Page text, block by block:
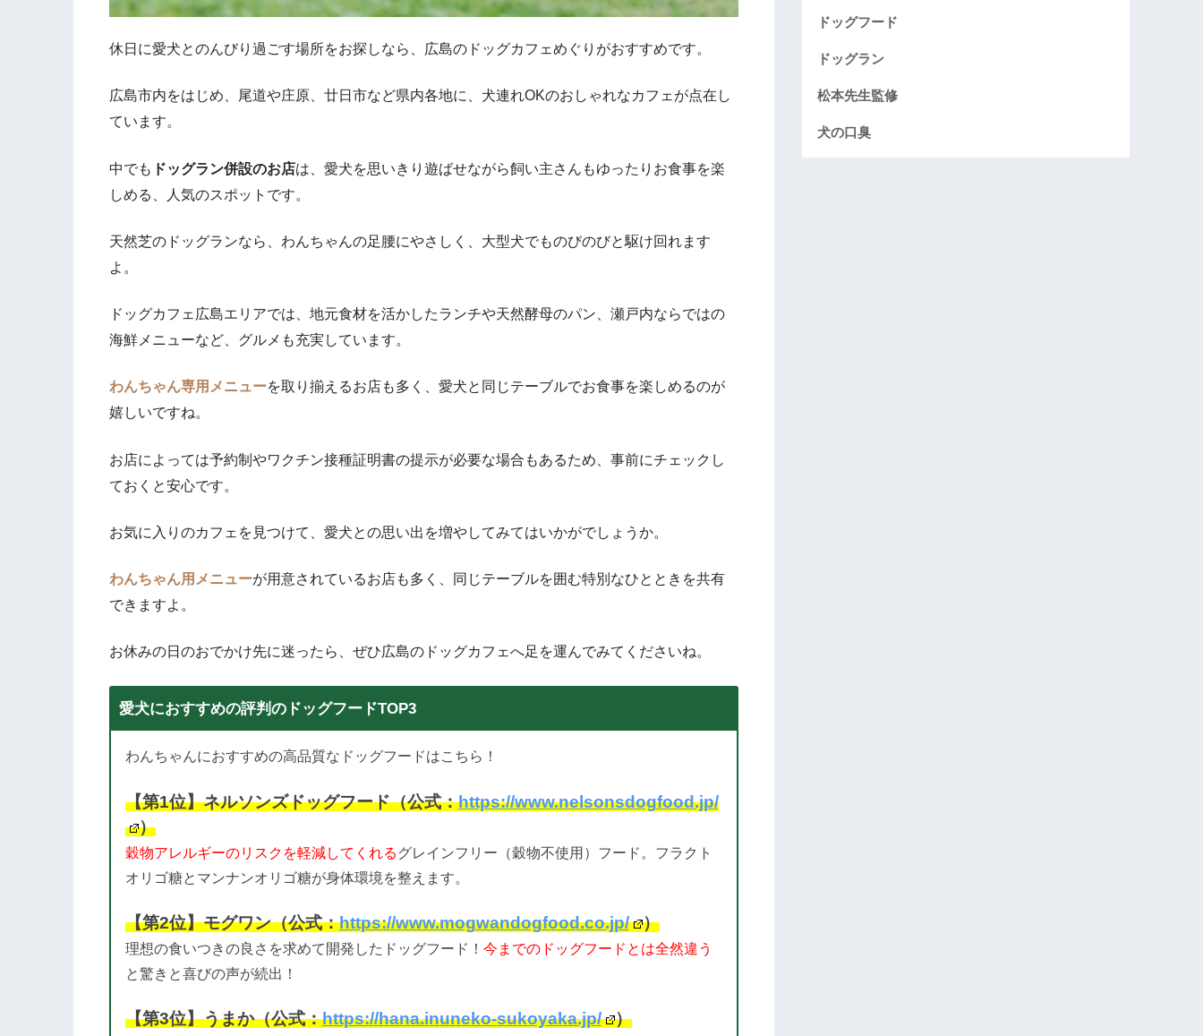
休日に愛犬とのんびり過ごす場所をお探しなら、広島のドッグカフェめぐりがおすすめです。
広島市内をはじめ、尾道や庄原、廿日市など県内各地に、犬連れOKのおしゃれなカフェが点在し
ています。
中でも ドッグラン併設のお店は、愛犬を思いきり遊ばせながら飼い主さんもゆったりお食事を楽
しめる、人気のスポットです。
天然芝のドッグランなら、わんちゃんの足腰にやさしく、大型犬でものびのびと駆け回れます
よ。
ドッグカフェ広島エリアでは、地元食材を活かしたランチや天然酵母のパン、瀬戸内ならではの
海鮮メニューなど、グルメも充実しています。
わんちゃん専用メニューを取り揃えるお店も多く、愛犬と同じテーブルでお食事を楽しめるのが
嬉しいですね。
お店によっては予約制やワクチン接種証明書の提示が必要な場合もあるため、事前にチェックし
ておくと安心です。
お気に入りのカフェを見つけて、愛犬との思い出を増やしてみてはいかがでしょうか。
わんちゃん用メニューが用意されているお店も多く、同じテーブルを囲む特別なひとときを共有
できますよ。
お休みの日のおでかけ先に迷ったら、ぜひ広島のドッグカフェへ足を運んでみてくださいね。
愛犬におすすめの評判のドッグフードTOP3
わんちゃんにおすすめの高品質なドッグフードはこちら！
【第1位】ネルソンズドッグフード（公式：https://www.nelsonsdogfood.jp/
）
穀物アレルギーのリスクを軽減してくれるグレインフリー（穀物不使用）フード。フラクト
オリゴ糖とマンナンオリゴ糖が身体環境を整えます。
【第2位】モグワン（公式：https://www.mogwandogfood.co.jp/ ）
理想の食いつきの良さを求めて開発したドッグフード！ 今までのドッグフードとは全然違う
と驚きと喜びの声が続出！
【第3位】うまか（公式：https://hana.inuneko-sukoyaka.jp/ ）
ドッグフード
ドッグラン
松本先生監修
犬の口臭